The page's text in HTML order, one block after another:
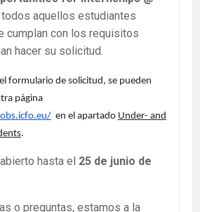
todos aquellos estudiantes
cumplan con los requisitos
hacer su solicitud.
formulario de solicitud, se pueden
página
en el apartado Under- and
.
hasta el 25 de junio de
o preguntas, estamos a la